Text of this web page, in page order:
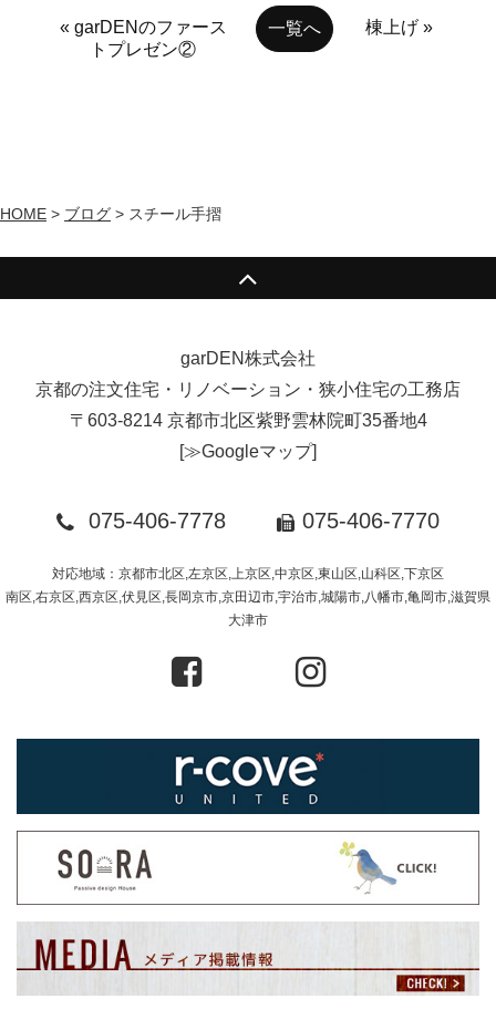
« garDENのファース
トプレゼン②
一覧へ 棟上げ »
HOME > ブログ > スチール手摺
garDEN株式会社
京都の注文住宅・リノベーション・狭小住宅の工務店
〒603-8214 京都市北区紫野雲林院町35番地4
[≫Googleマップ]
075-406-7778 075-406-7770
対応地域：京都市北区,左京区,上京区,中京区,東山区,山科区,下京区
南区,右京区,西京区,伏見区,長岡京市,京田辺市,宇治市,城陽市,八幡市,亀岡市,滋賀県
大津市